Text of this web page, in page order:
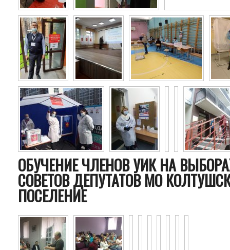
ОБУЧЕНИЕ ЧЛЕНОВ УИК НА
СОВЕТОВ ДЕПУТАТОВ МО
ПОСЕЛЕНИЕ